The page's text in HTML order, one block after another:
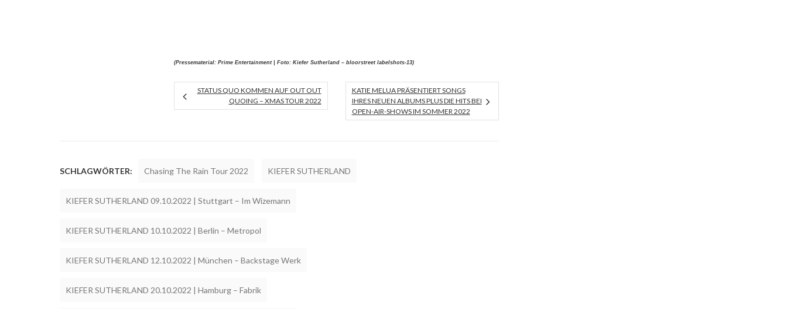
(Pressematerial: Prime Entertainment | Foto: Kiefer Sutherland – bloorstreet labelshots-13)
STATUS QUO KOMMEN AUF OUT OUT
QUOING – XMAS TOUR 2022
KATIE MELUA PRÄSENTIERT SONGS
IHRES NEUEN ALBUMS PLUS DIE HITS BEI
OPEN-AIR-SHOWS IM SOMMER 2022
SCHLAGWÖRTER: Chasing The Rain Tour 2022 KIEFER SUTHERLAND
KIEFER SUTHERLAND 09.10.2022 | Stuttgart – Im Wizemann
KIEFER SUTHERLAND 10.10.2022 | Berlin – Metropol
KIEFER SUTHERLAND 12.10.2022 | München – Backstage Werk
KIEFER SUTHERLAND 20.10.2022 | Hamburg – Fabrik